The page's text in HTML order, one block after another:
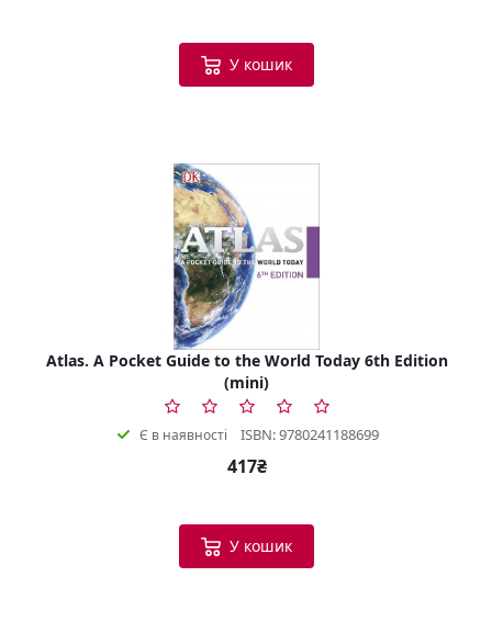
У кошик
Atlas. A Pocket Guide to the World Today 6th Edition
(mini)
Є в наявності ISBN: 9780241188699
417₴
У кошик